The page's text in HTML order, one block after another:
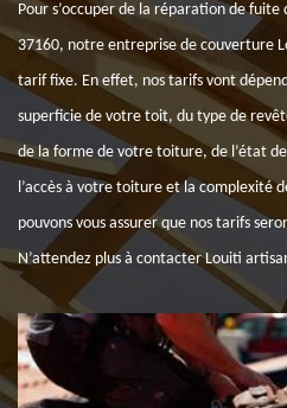
Pour s’occuper de la réparation de
37160, notre entreprise de couverture
tarif fixe. En effet, nos tarifs vont
superficie de votre toit, du type de
de la forme de votre toiture, de l’état
l’accès à votre toiture et la complexité
pouvons vous assurer que nos tarifs
N’attendez plus à contacter Louiti